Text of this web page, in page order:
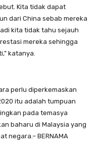
Kita tidak dapat
dari China sebab mereka
kita tidak tahu sejauh
mereka sehingga
katanya.
perlu diperkemaskan
itu adalah tumpuan
pada temasya
baharu di Malaysia yang
negara.– BERNAMA